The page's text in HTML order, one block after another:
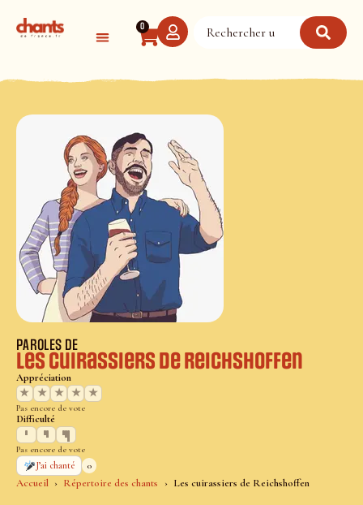
0
Accueil Répertoire des chants Les cuirassiers de Reichshoffen
PAROLES DE
Les cuirassiers de Reichshoffen
Appréciation
★
★ ★ ★ ★
Pas encore de vote
Difficulté
Pas encore de vote
J’ai chanté
0